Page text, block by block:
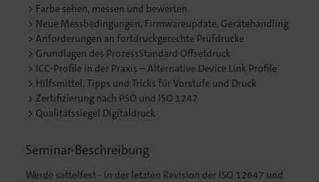
Gedruckt.
Farbe sehen, messen und bewerten
Neue Messbedingungen, Firmwareupdate, Gerätehandling
Anforderungen an fortdruckgerechte Prüfdrucke
Grundlagen des ProzessStandard Offsetdruck
ICC-Profile in der Praxis – Alternative Device Link Profile
Hilfsmittel, Tipps und Tricks für Vorstufe und Druck
Zertifizierung nach PSO und ISO 1247
Qualitätssiegel Digitaldruck
Seminar-Beschreibung
Werde sattelfest - in der letzten Revision der ISO 12647 und